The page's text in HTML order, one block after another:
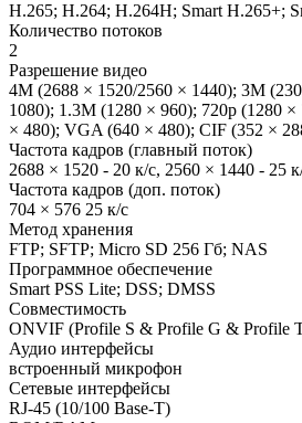
H.265; H.264; H.264H; Smart H.265+;
Количество потоков
2
Разрешение видео
4M (2688 × 1520/2560 × 1440); 3M
1080); 1.3M (1280 × 960); 720p (1280
× 480); VGA (640 × 480); CIF (352 ×
Частота кадров (главный поток)
2688 × 1520 - 20 к/с, 2560 × 1440 - 25
Частота кадров (доп. поток)
704 × 576 25 к/с
Метод хранения
FTP; SFTP; Micro SD 256 Гб; NAS
Программное обеспечение
Smart PSS Lite; DSS; DMSS
Совместимость
ONVIF (Profile S & Profile G & Profile
Аудио интерфейсы
встроенный микрофон
Сетевые интерфейсы
RJ-45 (10/100 Base-T)